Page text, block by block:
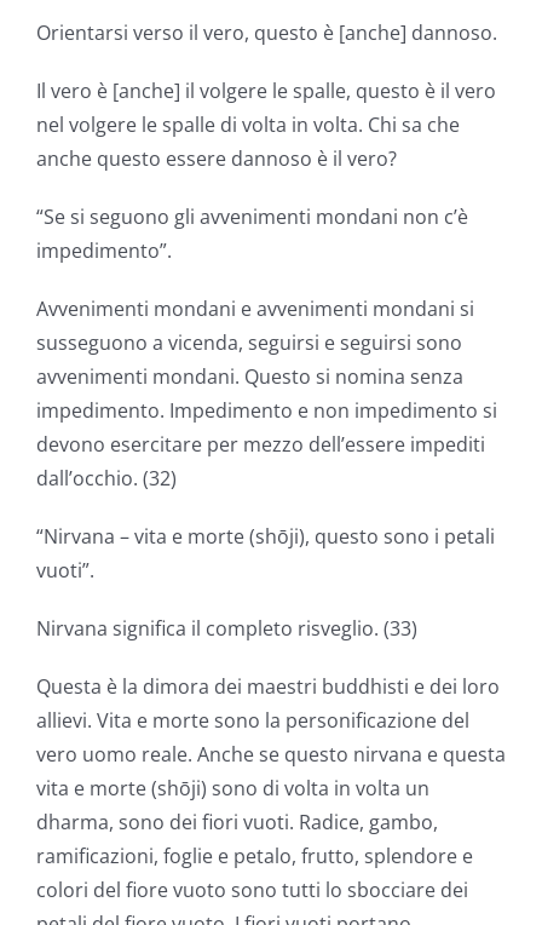
Orientarsi verso il vero, questo è [anche] dannoso.
Il vero è [anche] il volgere le spalle, questo è il vero
nel volgere le spalle di volta in volta. Chi sa che
anche questo essere dannoso è il vero?
“Se si seguono gli avvenimenti mondani non c’è
impedimento”.
Avvenimenti mondani e avvenimenti mondani si
susseguono a vicenda, seguirsi e seguirsi sono
avvenimenti mondani. Questo si nomina senza
impedimento. Impedimento e non impedimento si
devono esercitare per mezzo dell’essere impediti
dall’occhio. (32)
“Nirvana – vita e morte (shōji), questo sono i petali
vuoti”.
Nirvana significa il completo risveglio. (33)
Questa è la dimora dei maestri buddhisti e dei loro
allievi. Vita e morte sono la personificazione del
vero uomo reale. Anche se questo nirvana e questa
vita e morte (shōji) sono di volta in volta un
dharma, sono dei fiori vuoti. Radice, gambo,
ramificazioni, foglie e petalo, frutto, splendore e
colori del fiore vuoto sono tutti lo sbocciare dei